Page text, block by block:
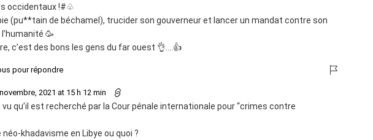
occidentaux !#♧
(pu**tain de béchamel), trucider son gouverneur et lancer un mandat contre son
🥳
c’est des bons les gens du far ouest 👌….👍
pour répondre
2021 at 15 h 12 min
qu’il est recherché par la Cour pénale internationale pour “crimes contre
khadavisme en Libye ou quoi ?